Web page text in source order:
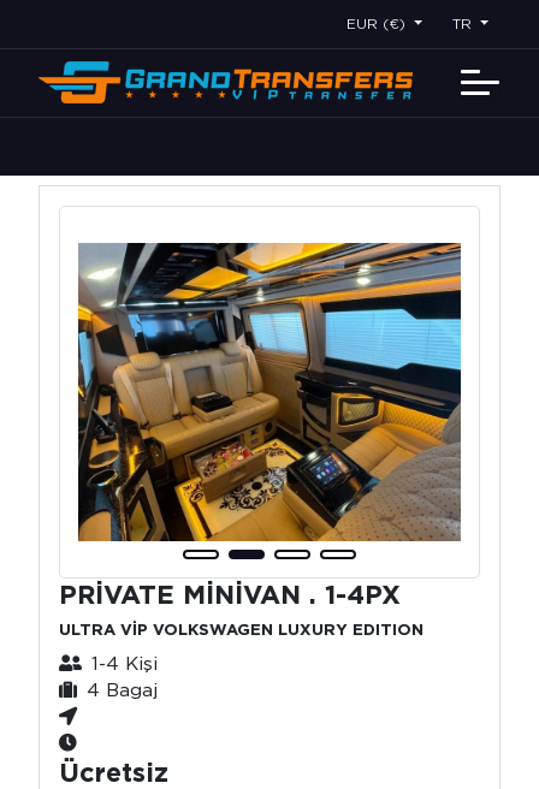
EUR (€) TR
PRİVATE MİNİVAN . 1-4PX
ULTRA VİP VOLKSWAGEN LUXURY EDITION
1-4 Kişi
4 Bagaj
Ücretsiz